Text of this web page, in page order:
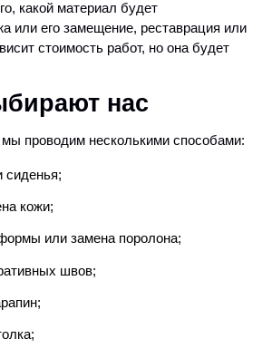
какой материал будет
или его замещение, реставрация или
стоимость работ, но она будет
нас
мы проводим несколькими способами:
сиденья;
кожи;
или замена поролона;
швов;